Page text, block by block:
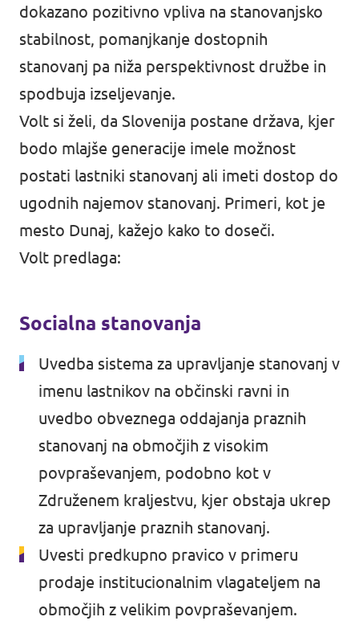
dokazano pozitivno vpliva na stanovanjsko
stabilnost, pomanjkanje dostopnih
stanovanj pa niža perspektivnost družbe in
spodbuja izseljevanje.
Volt si želi, da Slovenija postane država, kjer
bodo mlajše generacije imele možnost
postati lastniki stanovanj ali imeti dostop do
ugodnih najemov stanovanj. Primeri, kot je
mesto Dunaj, kažejo kako to doseči.
Volt predlaga:
Socialna stanovanja
Uvedba sistema za upravljanje stanovanj v
imenu lastnikov na občinski ravni in
uvedbo obveznega oddajanja praznih
stanovanj na območjih z visokim
povpraševanjem, podobno kot v
Združenem kraljestvu, kjer obstaja ukrep
za upravljanje praznih stanovanj.
Uvesti predkupno pravico v primeru
prodaje institucionalnim vlagateljem na
območjih z velikim povpraševanjem.